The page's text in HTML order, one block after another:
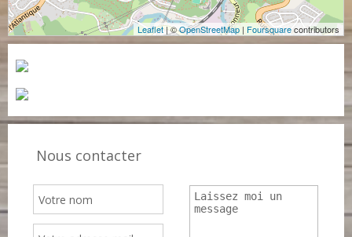
Leaflet| ©OpenStreetMap| Foursquarecontributors
Nous contacter